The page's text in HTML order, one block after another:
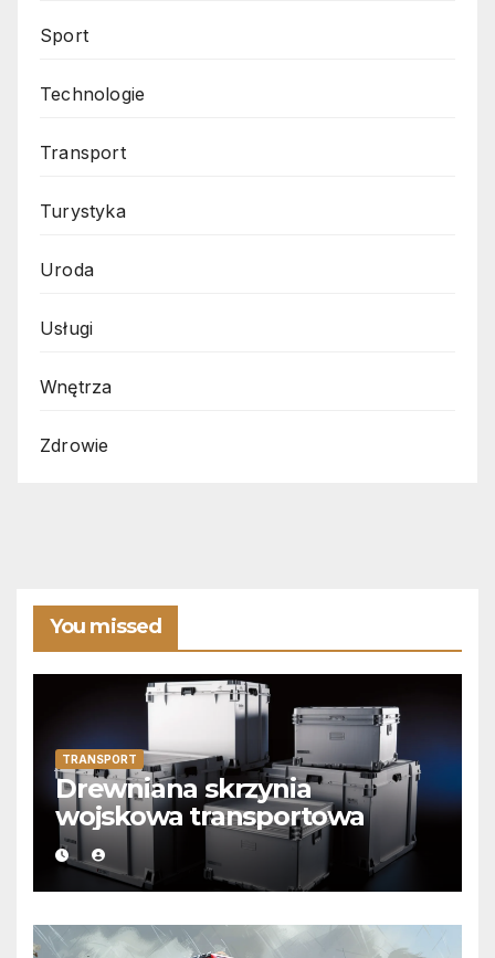
Sport
Technologie
Transport
Turystyka
Uroda
Usługi
Wnętrza
Zdrowie
You missed
TRANSPORT
Drewniana skrzynia
wojskowa transportowa